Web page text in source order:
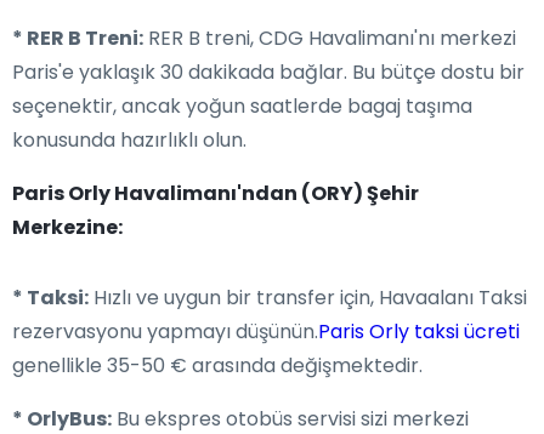
* RER B Treni: RER B treni, CDG Havalimanı'nı merkezi
Paris'e yaklaşık 30 dakikada bağlar. Bu bütçe dostu bir
seçenektir, ancak yoğun saatlerde bagaj taşıma
konusunda hazırlıklı olun.
Paris Orly Havalimanı'ndan (ORY) Şehir
Merkezine:
* Taksi: Hızlı ve uygun bir transfer için, Havaalanı Taksi
rezervasyonu yapmayı düşünün.Paris Orly taksi ücreti
genellikle 35-50 € arasında değişmektedir.
* OrlyBus: Bu ekspres otobüs servisi sizi merkezi